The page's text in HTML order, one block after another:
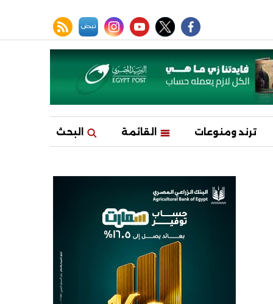
facebook
twitter
youtube
instagram
نبض rss feed
ترند ومنوعات القائمة البحث